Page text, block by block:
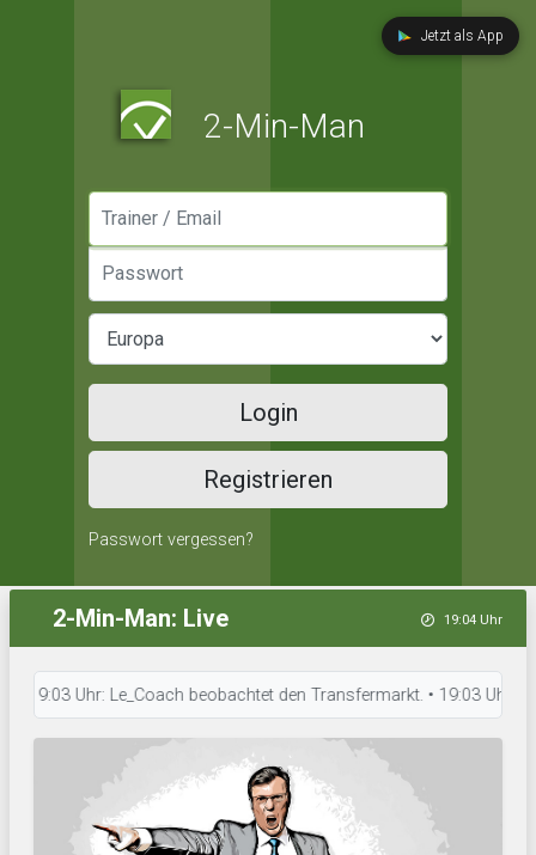
Jetzt als App
2-Min-Man
Login
Registrieren
Passwort vergessen?
2-Min-Man: Live 19:04 Uhr
Uhr: Le_Coach beobachtet den Transfermarkt. • 19:03 Uhr: